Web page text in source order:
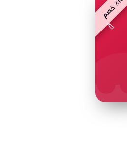
١
٪
خ
ص
🏷️